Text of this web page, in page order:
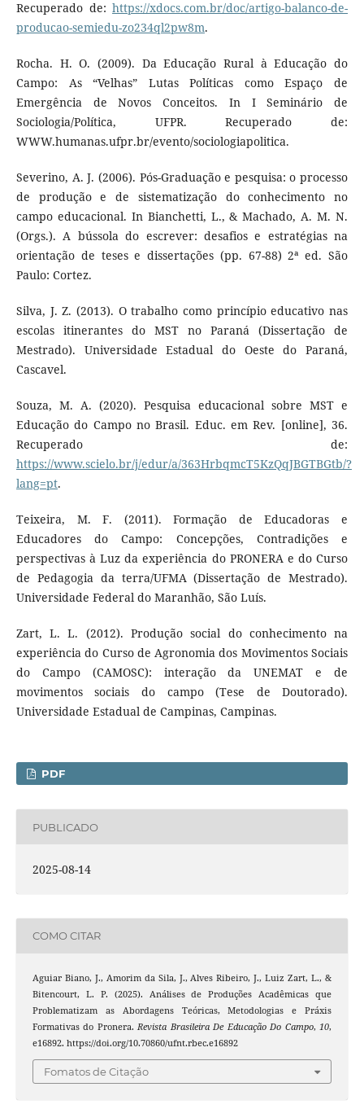
Recuperado de:https://xdocs.com.br/doc/artigo-balanco-de-
producao-semiedu-zo234ql2pw8m.
Rocha. H. O. (2009). Da Educação Rural à Educação do
Campo: As “Velhas” Lutas Políticas como Espaço de
Emergência de Novos Conceitos. In I Seminário de
Sociologia/Política, UFPR. Recuperado de:
WWW.humanas.ufpr.br/evento/sociologiapolitica.
Severino, A. J. (2006). Pós-Graduação e pesquisa: o processo
de produção e de sistematização do conhecimento no
campo educacional. In Bianchetti, L., & Machado, A. M. N.
(Orgs.). A bússola do escrever: desafios e estratégias na
orientação de teses e dissertações (pp. 67-88) 2ª ed. São
Paulo: Cortez.
Silva, J. Z. (2013). O trabalho como princípio educativo nas
escolas itinerantes do MST no Paraná (Dissertação de
Mestrado). Universidade Estadual do Oeste do Paraná,
Cascavel.
Souza, M. A. (2020). Pesquisa educacional sobre MST e
Educação do Campo no Brasil. Educ. em Rev. [online], 36.
Recuperado de:
https://www.scielo.br/j/edur/a/363HrbqmcT5KzQqJBGTBGtb/?
lang=pt.
Teixeira, M. F. (2011). Formação de Educadoras e
Educadores do Campo: Concepções, Contradições e
perspectivas à Luz da experiência do PRONERA e do Curso
de Pedagogia da terra/UFMA (Dissertação de Mestrado).
Universidade Federal do Maranhão, São Luís.
Zart, L. L. (2012). Produção social do conhecimento na
experiência do Curso de Agronomia dos Movimentos Sociais
do Campo (CAMOSC): interação da UNEMAT e de
movimentos sociais do campo (Tese de Doutorado).
Universidade Estadual de Campinas, Campinas.
PDF
PUBLICADO
2025-08-14
COMO CITAR
Aguiar Biano, J., Amorim da Sila, J., Alves Ribeiro, J., Luiz Zart, L., &
Bitencourt, L. P. (2025). Análises de Produções Acadêmicas que
Problematizam as Abordagens Teóricas, Metodologias e Práxis
Formativas do Pronera. Revista Brasileira De Educação Do Campo, 10,
e16892. https://doi.org/10.70860/ufnt.rbec.e16892
Fomatos de Citação